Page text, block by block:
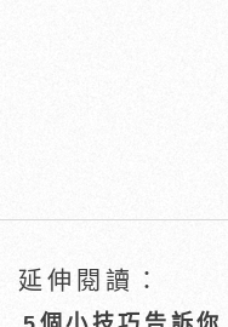
延伸閱讀：